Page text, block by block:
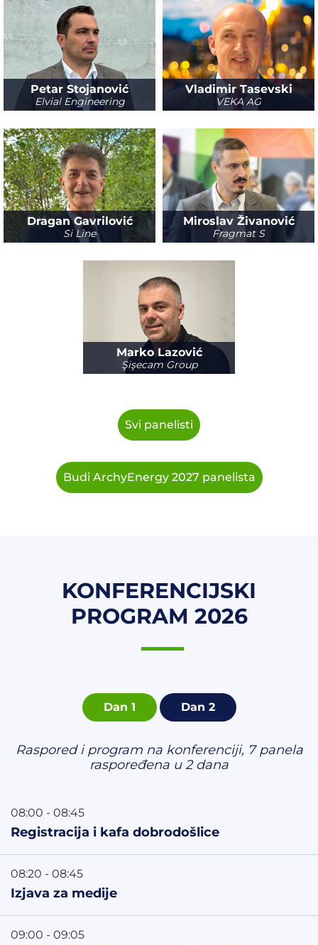
Petar Stojanović
Elvial Engineering
Vladimir Tasevski
VEKA AG
Dragan Gavrilović
Si Line
Miroslav Živanović
Fragmat S
Marko Lazović
Şişecam Group
Svi panelisti
Budi ArchyEnergy 2027 panelista
KONFERENCIJSKI
PROGRAM 2026
Dan 1 Dan 2
Raspored i program na konferenciji, 7 panela
raspoređena u 2 dana
08:00 - 08:45
Registracija i kafa dobrodošlice
08:20 - 08:45
Izjava za medije
09:00 - 09:05